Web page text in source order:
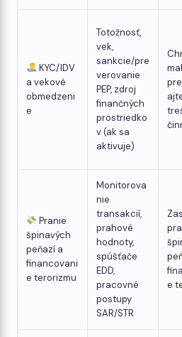
KYC/IDV
a vekové
obmedzeni
e
Totožnosť,
vek,
sankcie/pre
verovanie
PEP, zdroj
finančných
prostriedko
v (ak sa
aktivuje)
Pranie
špinavých
peňazí a
financovani
e terorizmu
Monitorova
nie
transakcií,
prahové
hodnoty,
spúšťače
EDD,
pracovné
postupy
SAR/STR
e